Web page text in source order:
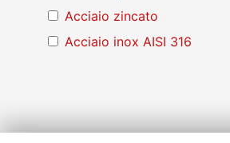
Acciaio zincato
Acciaio inox AISI 316